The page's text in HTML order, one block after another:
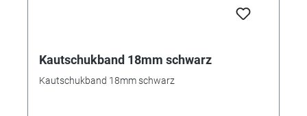
Kautschukband 18mm schwarz
Kautschukband 18mm schwarz